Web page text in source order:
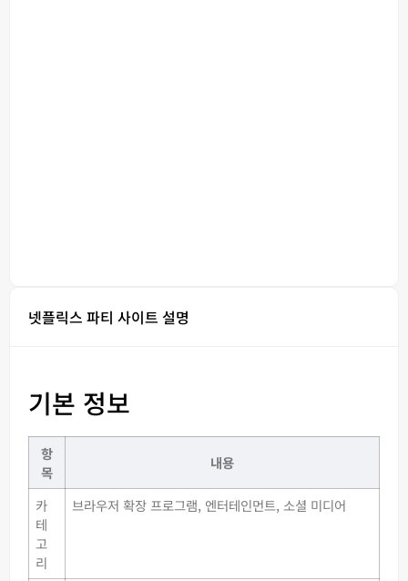
넷플릭스 파티 사이트 설명
기본 정보
항
목
내용
카
테
고
리
브라우저 확장 프로그램, 엔터테인먼트, 소셜 미디어